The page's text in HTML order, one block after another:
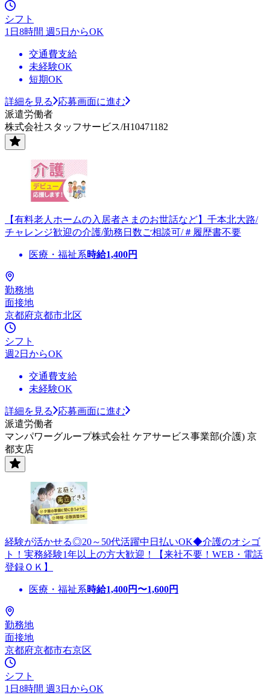
シフト
1日8時間 週5日からOK
交通費支給
未経験OK
短期OK
詳細を見る
応募画面に進む
派遣労働者
株式会社スタッフサービス/H10471182
【有料老人ホームの入居者さまのお世話など】千本北大路/
チャレンジ歓迎の介護/勤務日数ご相談可/＃履歴書不要
医療・福祉系時給1,400円
勤務地
面接地
京都府京都市北区
シフト
週2日からOK
交通費支給
未経験OK
詳細を見る
応募画面に進む
派遣労働者
マンパワーグループ株式会社 ケアサービス事業部(介護) 京
都支店
経験が活かせる◎20～50代活躍中日払いOK◆介護のオシゴ
ト！実務経験1年以上の方大歓迎！【来社不要！WEB・電話
登録ＯＫ】
医療・福祉系時給1,400円〜1,600円
勤務地
面接地
京都府京都市右京区
シフト
1日8時間 週3日からOK